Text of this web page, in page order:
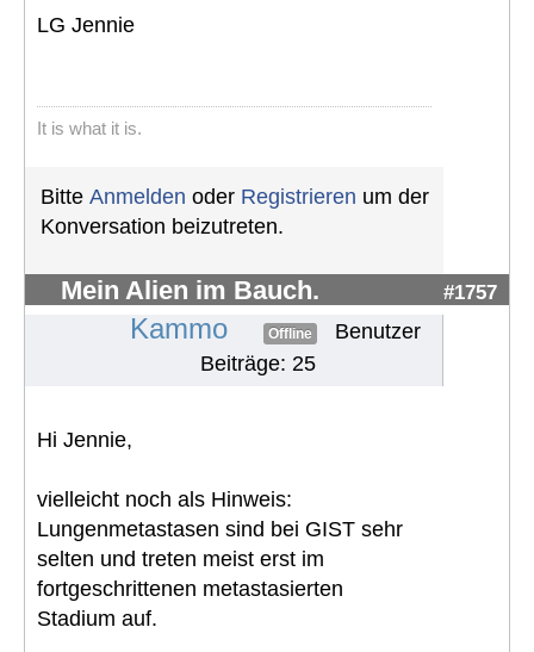
LG Jennie
It is what it is.
Bitte Anmelden oder Registrieren um der
Konversation beizutreten.
Mein Alien im Bauch. #1757
Kammo Offline
Benutzer
Beiträge: 25
Hi Jennie,
vielleicht noch als Hinweis:
Lungenmetastasen sind bei GIST sehr
selten und treten meist erst im
fortgeschrittenen metastasierten
Stadium auf.